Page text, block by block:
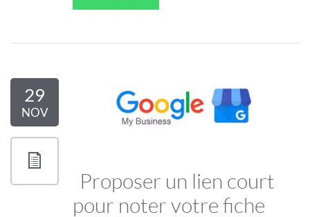
29
NOV
Proposer un lien court
pour noter votre fiche